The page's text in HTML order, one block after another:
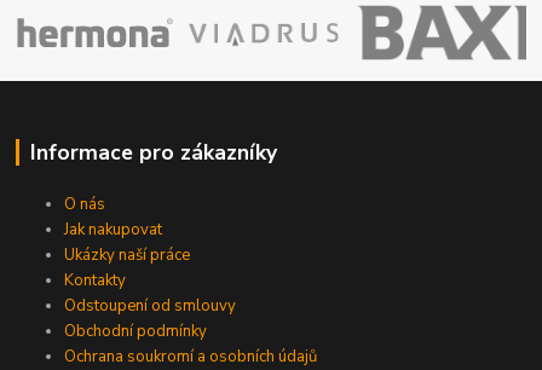
Informace pro zákazníky
O nás
Jak nakupovat
Ukázky naší práce
Kontakty
Odstoupení od smlouvy
Obchodní podmínky
Ochrana soukromí a osobních údajů